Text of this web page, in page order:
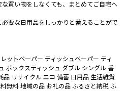
買い物をしなくても、まとめてご自宅へ
要な日用品をしっかりと蓄えることがで
ットペーパー ティッシュペーパー ティ
ボックスティッシュ ダブル シングル 香
品 リサイクル エコ 備蓄 日用品 生活雑貨
無料 地域の品 お礼の品 ふるさと納税 ふ